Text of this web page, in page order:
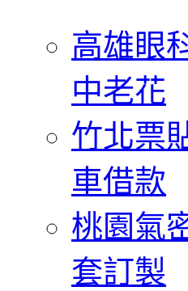
高雄眼
中老花
竹北票
車借款
桃園氣
套訂製